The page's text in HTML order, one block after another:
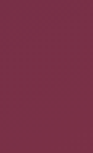
ruby installée sur